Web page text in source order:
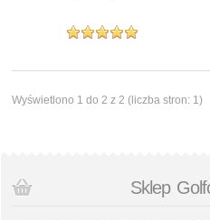
Wyświetlono 1 do 2 z 2 (liczba stron: 1)
Sklep